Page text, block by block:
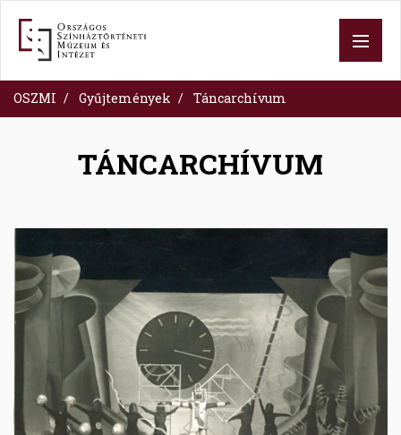
tartalomra
OSZMI Gyűjtemények Táncarchívum
TÁNCARCHÍVUM
Image